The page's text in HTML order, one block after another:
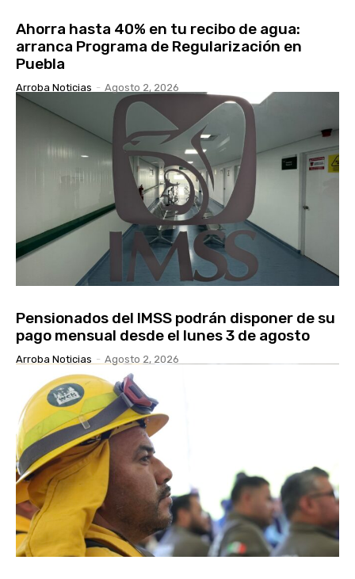
Ahorra hasta 40% en tu recibo de agua:
arranca Programa de Regularización en
Puebla
Arroba Noticias - Agosto 2, 2026
Pensionados del IMSS podrán disponer de su
pago mensual desde el lunes 3 de agosto
Arroba Noticias - Agosto 2, 2026